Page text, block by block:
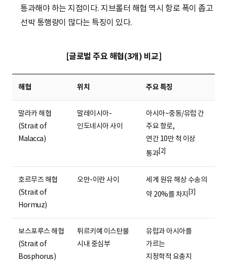
통과해야 하는 지점이다. 지브롤터 해협 역시 항로 폭이 좁고
선박 통행량이 많다는 특징이 있다.
[글로벌 주요 해협(3개) 비교]
해협 위치 주요 특징
말라카 해협
(Strait of
Malacca)
말레이시아-
인도네시아 사이
아시아~중동/유럽 간
주요 항로,
연간 10만 척 이상
통과[2]
호르무즈 해협
(Strait of
Hormuz)
오만-이란 사이
세계 원유 해상 수송의
약 20%를 차지 [3]
보스포루스 해협
(Strait of
Bosphorus)
튀르키예 이스탄불
시내 중심부
유럽과 아시아를
가르는
지정학적 요충지